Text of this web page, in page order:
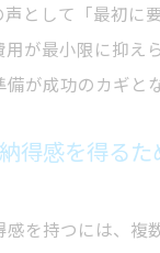
として「最初に
用が最小限に抑え
が成功のカギと
得感を得る
を持つには、複